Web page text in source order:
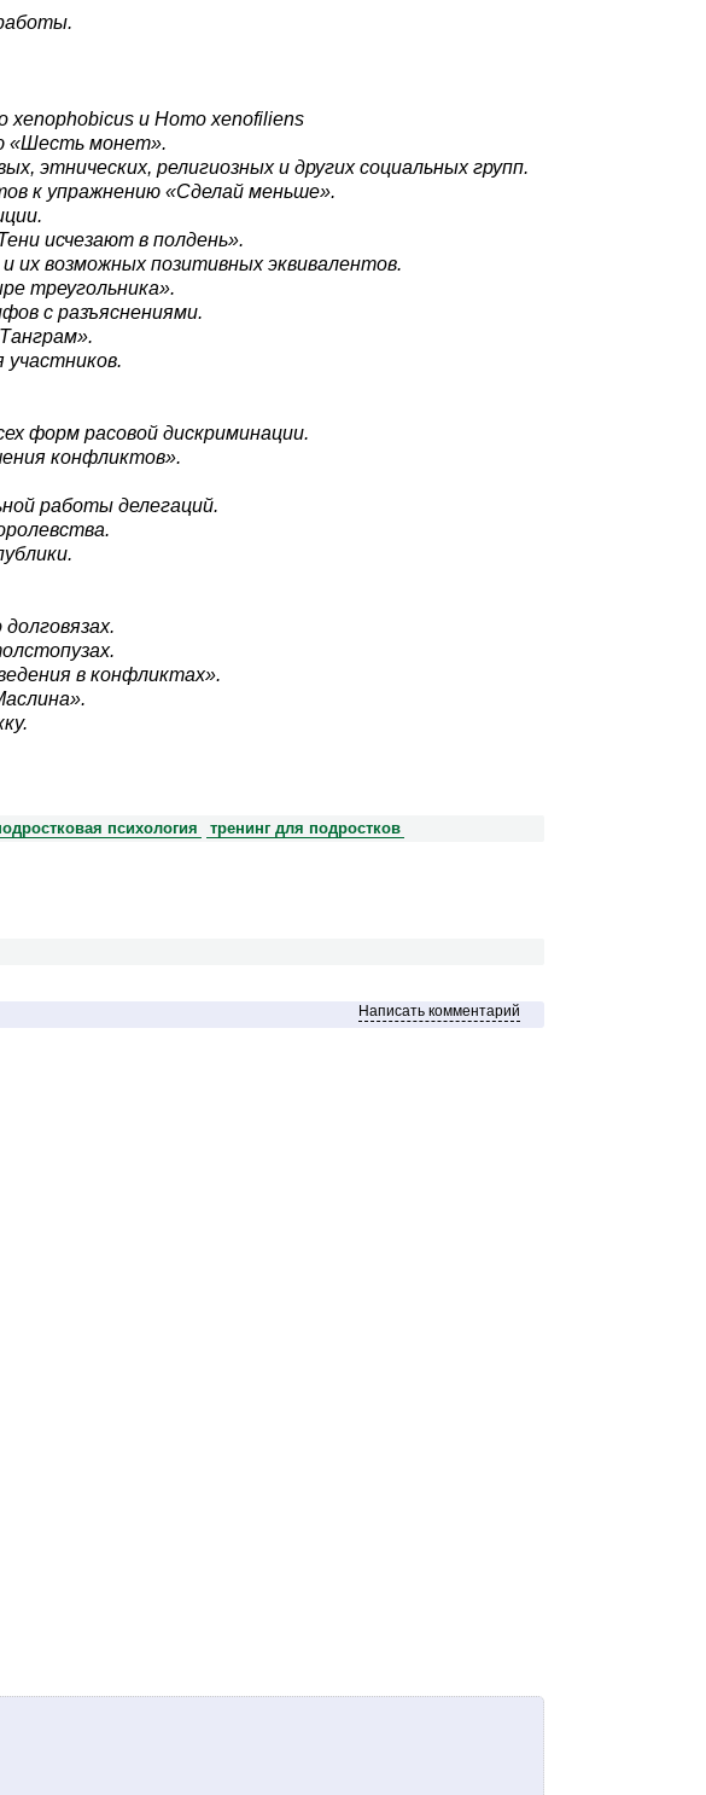
xenophobicus и Homo xenofiliens
«Шесть монет».
этнических, религиозных и других социальных групп.
к упражнению «Сделай меньше».
исчезают в полдень».
их возможных позитивных эквивалентов.
треугольника».
с разъяснениями.
участников.
форм расовой дискриминации.
конфликтов».
работы делегаций.
в конфликтах».
психология тренинг для подростков
Написать комментарий